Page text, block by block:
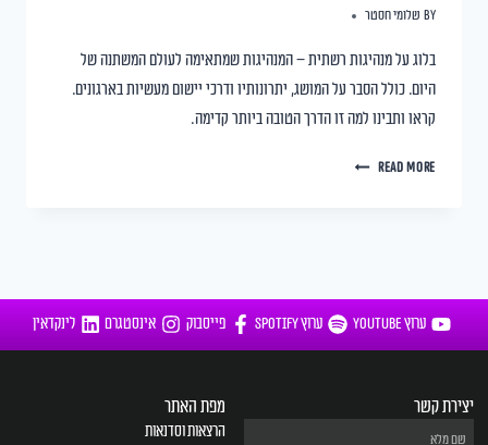
By שלומי חסטר
בלוג על מנהיגות רשתית – המנהיגות שמתאימה לעולם המשתנה של
היום. כולל הסבר על המושג, יתרונותיו ודרכי יישום מעשיות בארגונים.
קראו ותבינו למה זו הדרך הטובה ביותר קדימה.
READ MORE
ערוץ YOUTUBE ערוץ SPOTIFY פייסבוק אינסטגרם לינקדאין
מפת האתר
הרצאות וסדנאות
יצירת קשר